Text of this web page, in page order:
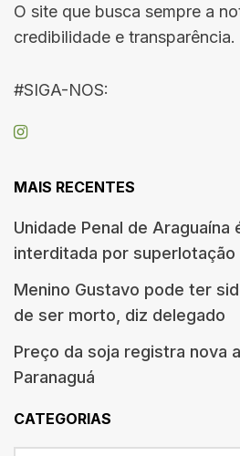
O site que busca sempre a
credibilidade e transparência.
#SIGA-NOS:
MAIS RECENTES
Unidade Penal de Araguaína
interditada por
Menino Gustavo pode ter
de ser morto, diz delegado
Preço da soja registra nova
Paranaguá
CATEGORIAS